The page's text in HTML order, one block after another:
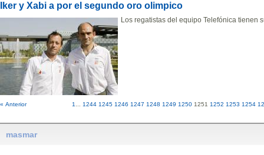
Iker y Xabi a por el segundo oro olimpico
Los regatistas del equipo Telefónica tienen
« Anterior 1 1244 1245 1246 1247 1248 1249 1250 1251 1252 1253 1254
masmar